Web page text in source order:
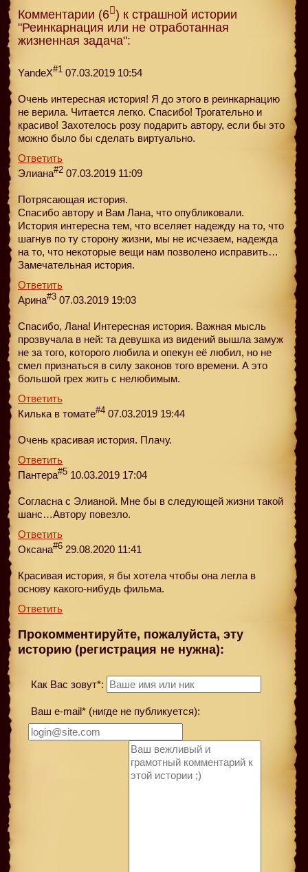
Комментарии (6 ) к страшной истории
"Реинкарнация или не отработанная
жизненная задача":
YandeX#1 07.03.2019 10:54
Очень интересная история! Я до этого в реинкарнацию
не верила. Читается легко. Спасибо! Трогательно и
красиво! Захотелось розу подарить автору, если бы это
можно было бы сделать виртуально.
Ответить
Элиана#2 07.03.2019 11:09
Потрясающая история.
Спасибо автору и Вам Лана, что опубликовали.
История интересна тем, что вселяет надежду на то, что
шагнув по ту сторону жизни, мы не исчезаем, надежда
на то, что некоторые вещи нам позволено исправить…
Замечательная история.
Ответить
Арина#3 07.03.2019 19:03
Спасибо, Лана! Интересная история. Важная мысль
прозвучала в ней: та девушка из видений вышла замуж
не за того, которого любила и опекун её любил, но не
смел признаться в силу законов того времени. А это
большой грех жить с нелюбимым.
Ответить
Килька в томате#4 07.03.2019 19:44
Очень красивая история. Плачу.
Ответить
Пантера#5 10.03.2019 17:04
Cогласна с Элианой. Мне бы в следующей жизни такой
шанс…Автору повезло.
Ответить
Оксана#6 29.08.2020 11:41
Красивая история, я бы хотела чтобы она легла в
основу какого-нибудь фильма.
Ответить
Прокомментируйте, пожалуйста, эту
историю (регистрация не нужна):
Как Вас зовут*:
Ваш e-mail* (нигде не публикуется):